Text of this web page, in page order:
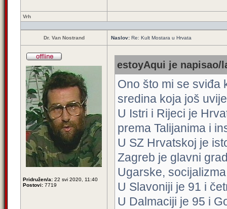
Vrh
Dr. Van Nostrand Naslov: Re: Kult Mostara u Hrvata
Pridružen/a: 22 svi 2020, 11:40
Postovi: 7719
estoyAqui je napisao/
Ono što mi se sviđa
sredina koja još
U Istri i Rijeci je
prema Talijanima i
U SZ Hrvatskoj je
Zagreb je glavni
Ugarske,
U Slavoniji je 91 i
U Dalmaciji je 95 i